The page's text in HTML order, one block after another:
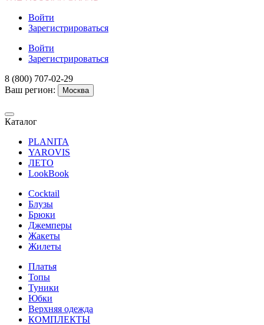
Войти
Зарегистрироваться
Войти
Зарегистрироваться
8 (800) 707-02-29
Ваш регион:
Москва
Каталог
PLANITA
YAROVIS
ЛЕТО
LookBook
Cocktail
Блузы
Брюки
Джемперы
Жакеты
Жилеты
Платья
Топы
Туники
Юбки
Верхняя одежда
КОМПЛЕКТЫ